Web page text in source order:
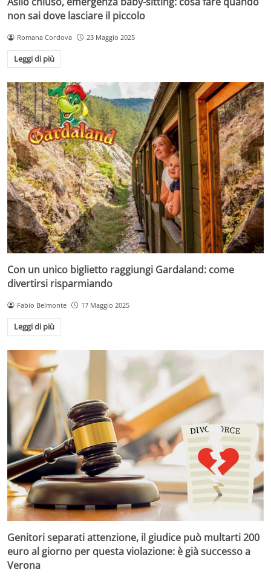
non sai dove lasciare il piccolo
Romana Cordova 23 Maggio 2025
Leggi di più
Con un unico biglietto raggiungi Gardaland: come
divertirsi risparmiando
Fabio Belmonte 17 Maggio 2025
Leggi di più
Genitori separati attenzione, il giudice può multarti 200
euro al giorno per questa violazione: è già successo a
Verona